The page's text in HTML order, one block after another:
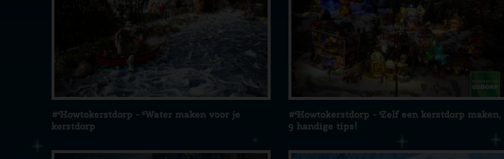
#Howtokerstdorp - Water maken voor je
kerstdorp
#Howtokerstdorp - Zelf een kerstdorp maken,
9 handige tips!